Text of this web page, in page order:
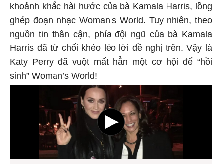
khoảnh khắc hài hước của bà Kamala Harris, lồng
ghép đoạn nhạc Woman’s World. Tuy nhiên, theo
nguồn tin thân cận, phía đội ngũ của bà Kamala
Harris đã từ chối khéo léo lời đề nghị trên. Vậy là
Katy Perry đã vuột mất hẳn một cơ hội để “hồi
sinh” Woman’s World!